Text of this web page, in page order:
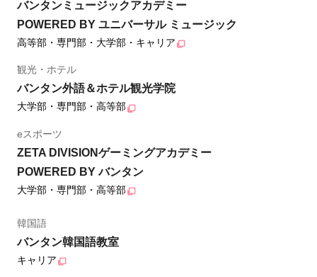
バンタンミュージックアカデミー
POWERED BY ユニバーサル ミュージック
高等部・専門部・大学部・キャリア
観光・ホテル
バンタン外語＆ホテル観光学院
大学部・専門部・高等部
eスポーツ
ZETA DIVISIONゲーミングアカデミー
POWERED BY バンタン
大学部・専門部・高等部
韓国語
バンタン韓国語教室
キャリア